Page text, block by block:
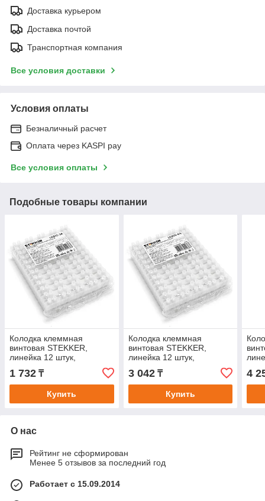
Доставка курьером
Доставка почтой
Транспортная компания
Все условия доставки
Условия оплаты
Безналичный расчет
Оплата через KASPI pay
Все условия оплаты
Подобные товары компании
Колодка клеммная
винтовая STEKKER,
линейка 12 штук,
полиамид, LD225-3A
1 732 ₸
Купить
Колодка клеммная
винтовая STEKKER,
линейка 12 штук,
полиамид, LD225-6A
3 042₸
Купить
4
О нас
Рейтинг не сформирован
Менее 5 отзывов за последний год
Работает с 15.09.2014